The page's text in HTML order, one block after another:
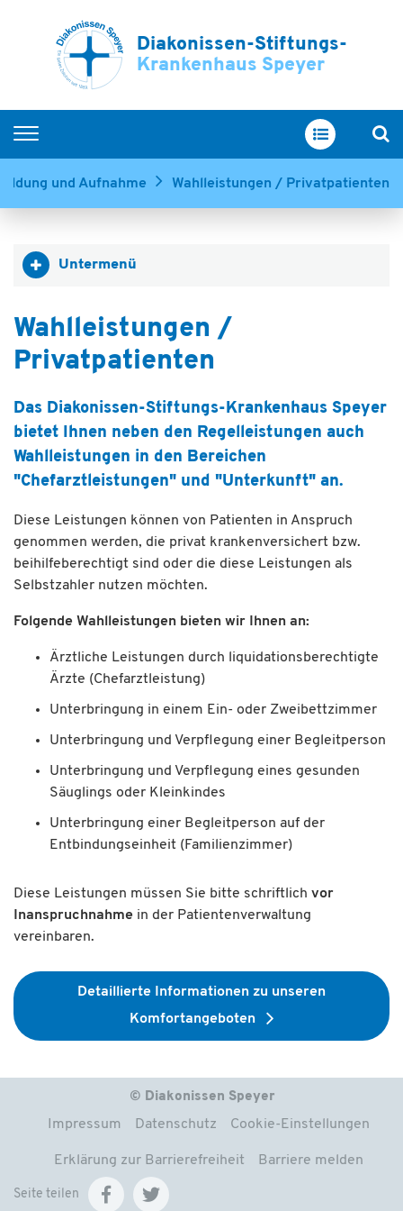
Diakonissen-Stiftungs-
Krankenhaus Speyer
Home
Ihr Aufenthalt
Ausbildung & Karriere
und Aufnahme Wahlleistungen / Privatpatienten
Untermenü
Wahlleistungen /
Privatpatienten
Das Diakonissen-Stiftungs-Krankenhaus Speyer
bietet Ihnen neben den Regelleistungen auch
Wahlleistungen in den Bereichen
"Chefarztleistungen" und "Unterkunft" an.
Diese Leistungen können von Patienten in Anspruch
genommen werden, die privat krankenversichert bzw.
beihilfeberechtigt sind oder die diese Leistungen als
Selbstzahler nutzen möchten.
Folgende Wahlleistungen bieten wir Ihnen an:
Ärztliche Leistungen durch liquidationsberechtigte
Ärzte (Chefarztleistung)
Unterbringung in einem Ein- oder Zweibettzimmer
Unterbringung und Verpflegung einer Begleitperson
Unterbringung und Verpflegung eines gesunden
Säuglings oder Kleinkindes
Unterbringung einer Begleitperson auf der
Entbindungseinheit (Familienzimmer)
Diese Leistungen müssen Sie bitte schriftlich vor
Inanspruchnahme in der Patientenverwaltung
vereinbaren.
Detaillierte Informationen zu unseren
Komfortangeboten
© Diakonissen Speyer
Impressum Datenschutz Cookie-Einstellungen
Erklärung zur Barrierefreiheit Barriere melden
Seite teilen